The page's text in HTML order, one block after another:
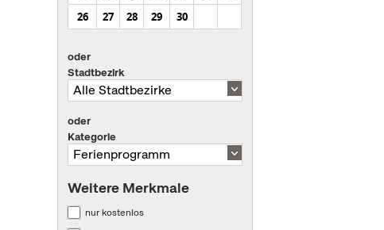
26
27 28 29 30
oder
Stadtbezirk
oder
Kategorie
Weitere Merkmale
nur kostenlos